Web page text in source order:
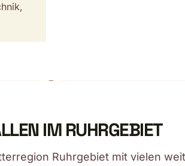
IM RUHRGEBIET
Ruhrgebiet mit vielen